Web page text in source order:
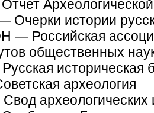
истории
— Российская
общественных
историческая
археология
археологических